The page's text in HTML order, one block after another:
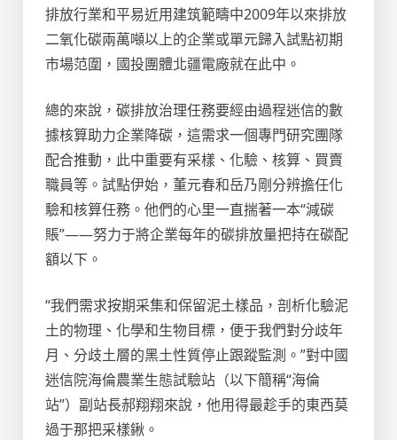
排放行業和平易近用建筑範疇中2009年以來排放
二氧化碳兩萬噸以上的企業或單元歸入試點初期
市場范圍，國投團體北疆電廠就在此中。
總的來說，碳排放治理任務要經由過程迷信的數
據核算助力企業降碳，這需求一個專門研究團隊
配合推動，此中重要有采樣、化驗、核算、買賣
職員等。試點伊始，董元春和岳乃剛分辨擔任化
驗和核算任務。他們的心里一直揣著一本“減碳
賬”——努力于將企業每年的碳排放量把持在碳配
額以下。
“我們需求按期采集和保留泥土樣品，剖析化驗泥
土的物理、化學和生物目標，便于我們對分歧年
月、分歧土層的黑土性質停止跟蹤監測。”對中國
迷信院海倫農業生態試驗站（以下簡稱“海倫
站”）副站長郝翔翔來說，他用得最趁手的東西莫
過于那把采樣鍬。